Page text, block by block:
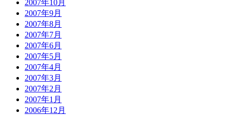
2007年10月
2007年9月
2007年8月
2007年7月
2007年6月
2007年5月
2007年4月
2007年3月
2007年2月
2007年1月
2006年12月